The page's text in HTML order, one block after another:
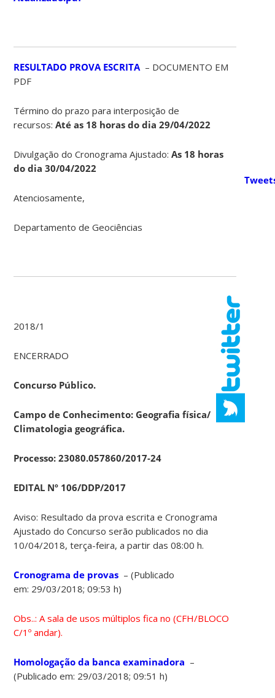
RESULTADO PROVA ESCRITA – DOCUMENTO EM
PDF
Término do prazo para interposição de
recursos:Até as 18 horas do dia 29/04/2022
Divulgação do Cronograma Ajustado:As 18 horas
do dia 30/04/2022
Atenciosamente,
Departamento de Geociências
2018/1
ENCERRADO
Concurso Público.
Campo de Conhecimento: Geografia física/
Climatologia geográfica.
Processo: 23080.057860/2017-24
EDITAL Nº 106/DDP/2017
Aviso: Resultado da prova escrita e Cronograma
Ajustado do Concurso serão publicados no dia
10/04/2018, terça-feira, a partir das 08:00 h.
Cronograma de provas – (Publicado
em: 29/03/2018; 09:53 h)
Obs..: A sala de usos múltiplos fica no (CFH/BLOCO
C/1º andar).
Homologação da banca examinadora –
(Publicado em: 29/03/2018; 09:51 h)